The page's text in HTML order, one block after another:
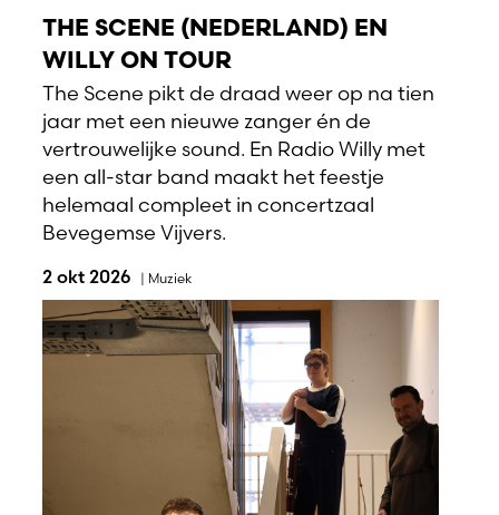
THE SCENE (NEDERLAND) EN
WILLY ON TOUR
The Scene pikt de draad weer op na tien
jaar met een nieuwe zanger én de
vertrouwelijke sound. En Radio Willy met
een all-star band maakt het feestje
helemaal compleet in concertzaal
Bevegemse Vijvers.
2 okt 2026 | Muziek